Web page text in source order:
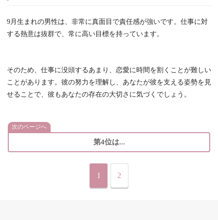
9月生まれの男性は、非常に真面目で責任感が強いです。仕事に対
する熱意は抜群で、常に高い目標を持っています。
そのため、仕事に没頭するあまり、恋愛に時間を割くことが難しい
ことがあります。彼の努力を理解し、あなたが彼を支える姿勢を見
せることで、彼もあなたの存在の大切さに気づくでしょう。
次のページへ
第4位は...
1 2